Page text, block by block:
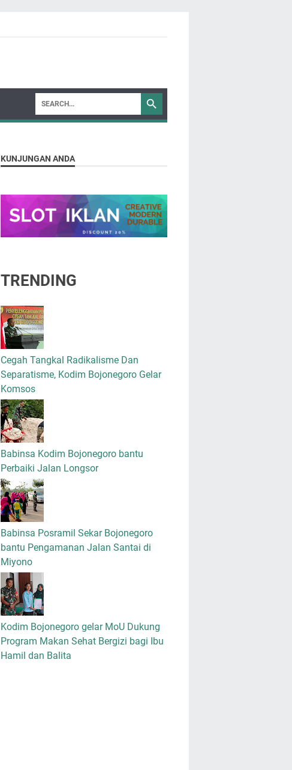
KUNJUNGAN ANDA
TRENDING
Cegah Tangkal Radikalisme Dan
Separatisme, Kodim Bojonegoro Gelar
Komsos
Babinsa Kodim Bojonegoro bantu
Perbaiki Jalan Longsor
Babinsa Posramil Sekar Bojonegoro
bantu Pengamanan Jalan Santai di
Miyono
Kodim Bojonegoro gelar MoU Dukung
Program Makan Sehat Bergizi bagi Ibu
Hamil dan Balita